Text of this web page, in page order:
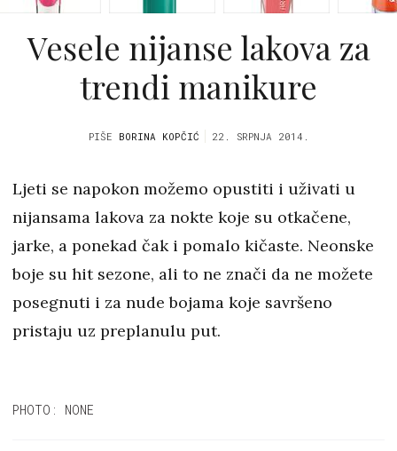
Vesele nijanse lakova za
trendi manikure
PIŠE BORINA KOPČIĆ 22. SRPNJA 2014.
Ljeti se napokon možemo opustiti i uživati u
nijansama lakova za nokte koje su otkačene,
jarke, a ponekad čak i pomalo kičaste. Neonske
boje su hit sezone, ali to ne znači da ne možete
posegnuti i za nude bojama koje savršeno
pristaju uz preplanulu put.
PHOTO: NONE